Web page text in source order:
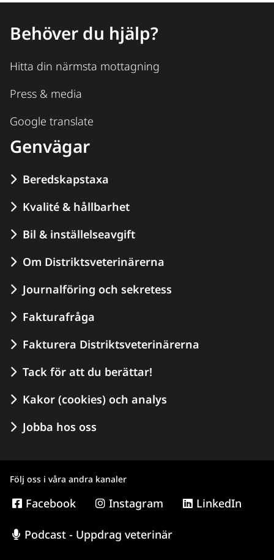
Behöver du hjälp?
Hitta din närmsta mottagning
Press & media
Google translate
Genvägar
Beredskapstaxa
Kvalité & hållbarhet
Bil & inställelseavgift
Om Distriktsveterinärerna
Journalföring och sekretess
Fakturafråga
Fakturera Distriktsveterinärerna
Tack för att du berättar!
Kakor (cookies) och analys
Jobba hos oss
Följ oss i våra andra kanaler
Facebook Instagram LinkedIn
Podcast - Uppdrag veterinär